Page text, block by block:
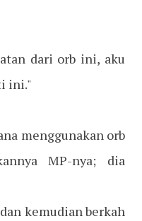
dari orb ini, aku
ini."
menggunakan orb
MP-nya; dia
kemudian berkah